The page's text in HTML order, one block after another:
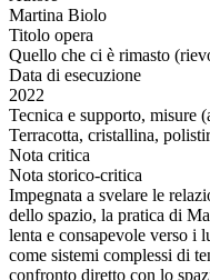
Martina Biolo
Titolo opera
Quello che ci è rimasto
Data di esecuzione
2022
Tecnica e supporto, misure
Terracotta, cristallina,
Nota critica
Nota storico-critica
Impegnata a svelare le
dello spazio, la pratica di
lenta e consapevole verso i
come sistemi complessi di
confronto diretto con lo